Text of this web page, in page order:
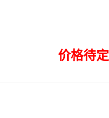
价格待定